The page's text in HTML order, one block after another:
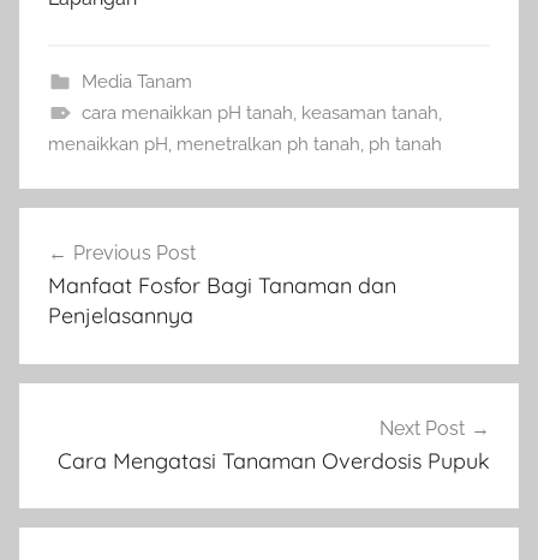
Media Tanam
cara menaikkan pH tanah, keasaman tanah,
menaikkan pH, menetralkan ph tanah, ph tanah
pos
Previous Post
Manfaat Fosfor Bagi Tanaman dan
Penjelasannya
Next Post
Cara Mengatasi Tanaman Overdosis Pupuk